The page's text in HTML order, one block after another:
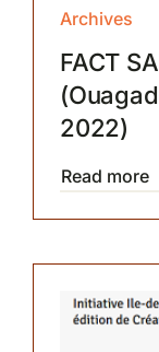
Archives
FACT
2022)
Read more